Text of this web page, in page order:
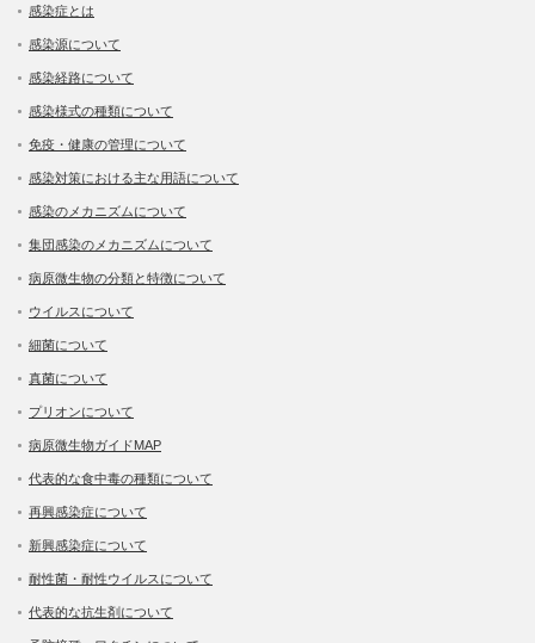
感染症とは
感染源について
感染経路について
感染様式の種類について
免疫・健康の管理について
感染対策における主な用語について
感染のメカニズムについて
集団感染のメカニズムについて
病原微生物の分類と特徴について
ウイルスについて
細菌について
真菌について
プリオンについて
病原微生物ガイドMAP
代表的な食中毒の種類について
再興感染症について
新興感染症について
耐性菌・耐性ウイルスについて
代表的な抗生剤について